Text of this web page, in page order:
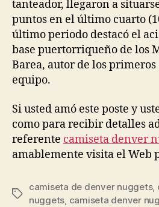
tanteador, llegaron a
puntos en el último cuarto
último periodo destacó el
base puertorriqueño de los
Barea, autor de los primeros
equipo.
Si usted amó este poste y
como para recibir detalles
referente camiseta denver
amablemente visita el Web
Etiquetas
camiseta de denver nuggets,
nuggets camiseta denver